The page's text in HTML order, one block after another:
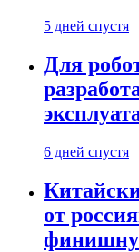
5 дней спустя
Для
6 дней спустя
от